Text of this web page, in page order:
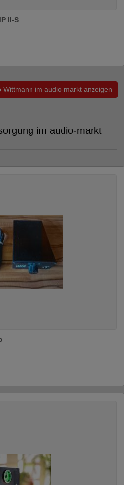
II-S
Wittmann im audio-markt anzeigen
im audio-markt